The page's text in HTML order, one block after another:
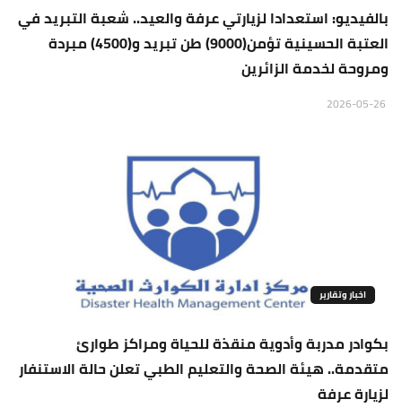
بالفيديو: استعدادا لزيارتي عرفة والعيد.. شعبة التبريد في
العتبة الحسينية تؤمن(9000) طن تبريد و(4500) مبردة
ومروحة لخدمة الزائرين
اخبار وتقارير
بكوادر مدربة وأدوية منقذة للحياة ومراكز طوارئ
متقدمة.. هيئة الصحة والتعليم الطبي تعلن حالة الاستنفار
لزيارة عرفة